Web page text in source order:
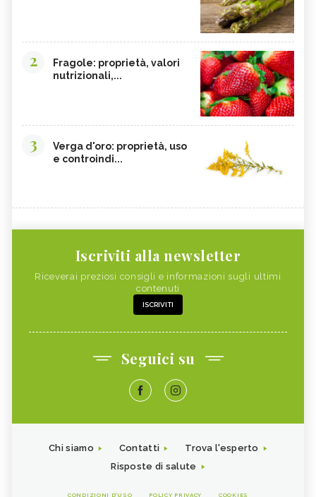
2
Fragole: proprietà, valori
nutrizionali,...
3
Verga d'oro: proprietà, uso
e controindi...
Iscriviti alla newsletter
Riceverai preziosi consigli e informazioni sugli ultimi
contenuti
ISCRIVITI
Seguici su
Chi siamo Contatti
Trova l'esperto
Risposte di salute
CONDIZIONI D'USO POLICY PRIVACY COOKIES